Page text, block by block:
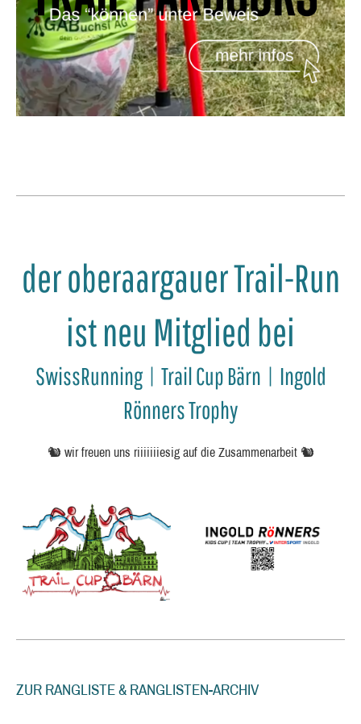
der oberaargauer Trail-Run
ist neu Mitglied bei
SwissRunning | Trail Cup Bärn | Ingold
Rönners Trophy
🐿️ wir freuen uns riiiiiiiesig auf die Zusammenarbeit 🐿️
ZUR RANGLISTE & RANGLISTEN-ARCHIV